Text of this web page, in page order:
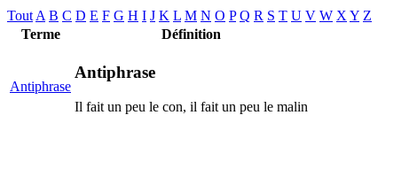
ToutA B C D E F G H I J K L M N O P Q R S T U V W XY Z
Terme
Définition
Antiphrase
Antiphrase
Il fait un peu le con, il fait un peu le malin